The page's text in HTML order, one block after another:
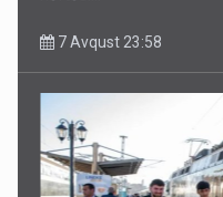
7 Avqust 23:58